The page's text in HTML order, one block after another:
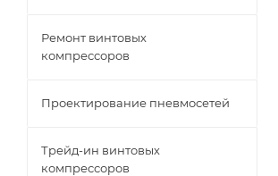
Ремонт винтовых
компрессоров
Проектирование пневмосетей
Трейд-ин винтовых
компрессоров